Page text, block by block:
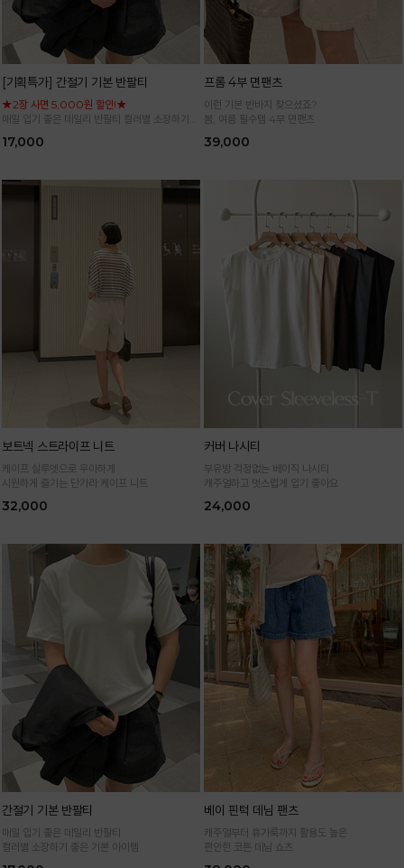
[기획특가] 간절기 기본 반팔티
★2장 사면 5,000원 할인!★
매일 입기 좋은 데일리 반팔티 컬러별 소장하기
17,000
프롬 4부 면팬츠
이런 기본 반바지 찾으셨죠?
봄, 여름 필수템 4부 면팬츠
39,000
보트넥 스트라이프 니트
케이프 실루엣으로 우아하게
시원하게 즐기는 단가라 케이프 니트
32,000
커버 나시티
부유방 걱정없는 베이직 나시티
캐주얼하고 멋스럽게 입기 좋아요
24,000
간절기 기본 반팔티
매일 입기 좋은 데일리 반팔티
컬러별 소장하기 좋은 기본 아이템
베이 핀턱 데님 팬츠
캐주얼부터 휴가룩까지 활용도 높은
편안한 코튼 데님 쇼츠